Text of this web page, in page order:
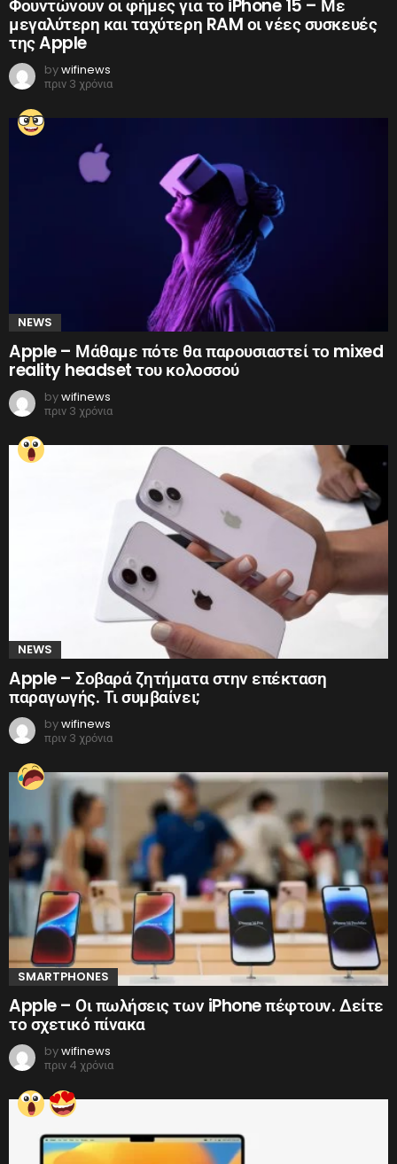
Φουντώνουν οι φήμες για το iPhone 15 – Με
μεγαλύτερη και ταχύτερη RAM οι νέες συσκευές
της Apple
bywifinews
πριν 3 χρόνια
NEWS
Apple – Μάθαμε πότε θα παρουσιαστεί το mixed
reality headset του κολοσσού
bywifinews
πριν 3 χρόνια
NEWS
Apple – Σοβαρά ζητήματα στην επέκταση
παραγωγής. Τι συμβαίνει;
bywifinews
πριν 3 χρόνια
SMARTPHONES
Apple – Οι πωλήσεις των iPhone πέφτουν. Δείτε
το σχετικό πίνακα
bywifinews
πριν 4 χρόνια